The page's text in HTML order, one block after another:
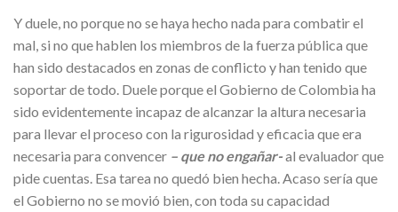
Y duele, no porque no se haya hecho nada para combatir el
mal, si no que hablen los miembros de la fuerza pública que
han sido destacados en zonas de conflicto y han tenido que
soportar de todo. Duele porque el Gobierno de Colombia ha
sido evidentemente incapaz de alcanzar la altura necesaria
para llevar el proceso con la rigurosidad y eficacia que era
necesaria para convencer – que no engañar-al evaluador que
pide cuentas. Esa tarea no quedó bien hecha. Acaso sería que
el Gobierno no se movió bien, con toda su capacidad